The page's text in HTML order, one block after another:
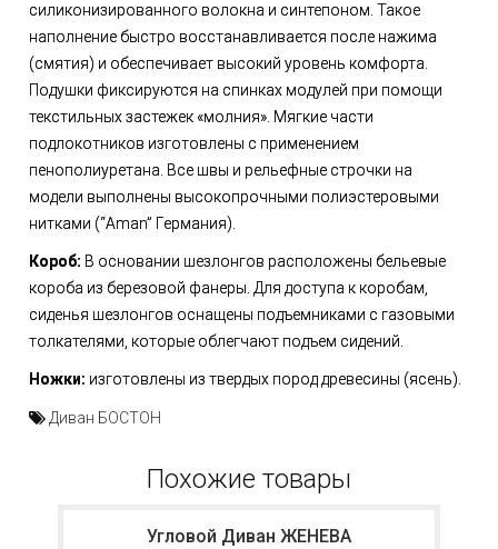
силиконизированного волокна и синтепоном. Такое
наполнение быстро восстанавливается после нажима
(смятия) и обеспечивает высокий уровень комфорта.
Подушки фиксируются на спинках модулей при помощи
текстильных застежек «молния». Мягкие части
подлокотников изготовлены с применением
пенополиуретана. Все швы и рельефные строчки на
модели выполнены высокопрочными полиэстеровыми
нитками (“Aman” Германия).
Короб: В основании шезлонгов расположены бельевые
короба из березовой фанеры. Для доступа к коробам,
сиденья шезлонгов оснащены подъемниками с газовыми
толкателями, которые облегчают подъем сидений.
Ножки: изготовлены из твердых пород древесины (ясень).
Диван БОСТОН
Похожие товары
Угловой Диван ЖЕНЕВА